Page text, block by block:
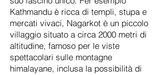
Kathmandu è ricca di templi, stupa e
mercati vivaci, Nagarkot è un piccolo
villaggio situato a circa 2000 metri di
altitudine, famoso per le viste
spettacolari sulle montagne
himalayane, inclusa la possibilità di